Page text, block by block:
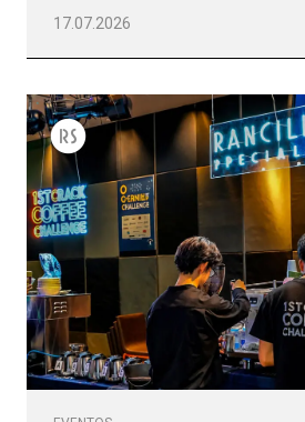
17.07.2026